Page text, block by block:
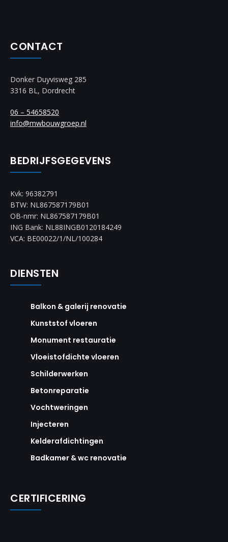
CONTACT
Donker Duyvisweg 285
3316 BL, Dordrecht
06 – 54658520
info@mwbouwgroep.nl
BEDRIJFSGEGEVENS
Kvk: 96382791
BTW: NL867587179B01
OB-nmr: NL867587179B01
ING Bank: NL88INGB0120184249
VCA: BE00022/1/NL/100284
DIENSTEN
Balkon & galerij renovatie
Kunststof vloeren
Monument restauratie
Vloeistofdichte vloeren
Schilderwerken
Betonreparatie
Vochtweringen
Injecteren
Kelderafdichtingen
Badkamer & wc renovatie
CERTIFICERING